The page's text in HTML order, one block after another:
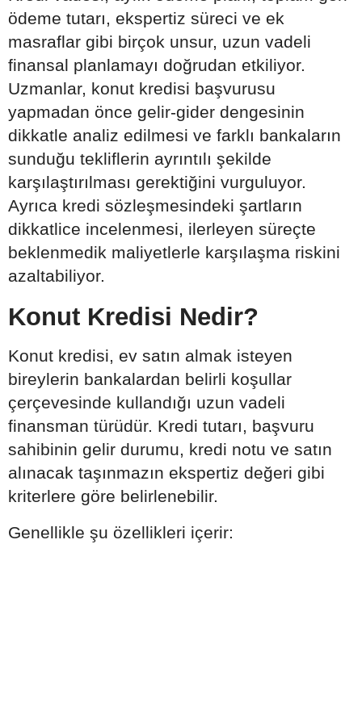
ödeme tutarı, ekspertiz süreci ve ek
masraflar gibi birçok unsur, uzun vadeli
finansal planlamayı doğrudan etkiliyor.
Uzmanlar, konut kredisi başvurusu
yapmadan önce gelir-gider dengesinin
dikkatle analiz edilmesi ve farklı bankaların
sunduğu tekliflerin ayrıntılı şekilde
karşılaştırılması gerektiğini vurguluyor.
Ayrıca kredi sözleşmesindeki şartların
dikkatlice incelenmesi, ilerleyen süreçte
beklenmedik maliyetlerle karşılaşma riskini
azaltabiliyor.
Konut Kredisi Nedir?
Konut kredisi, ev satın almak isteyen
bireylerin bankalardan belirli koşullar
çerçevesinde kullandığı uzun vadeli
finansman türüdür. Kredi tutarı, başvuru
sahibinin gelir durumu, kredi notu ve satın
alınacak taşınmazın ekspertiz değeri gibi
kriterlere göre belirlenebilir.
Genellikle şu özellikleri içerir: